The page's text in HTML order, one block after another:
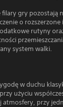
gry pozostają
o rozszerzone
rutyny
system walki.
w duchu
użyciu
przy